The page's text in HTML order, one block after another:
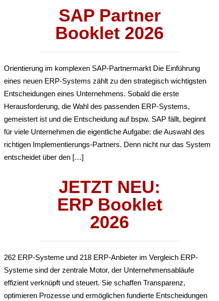
SAP Partner
Booklet 2026
Orientierung im komplexen SAP‑Partnermarkt Die Einführung
eines neuen ERP‑Systems zählt zu den strategisch wichtigsten
Entscheidungen eines Unternehmens. Sobald die erste
Herausforderung, die Wahl des passenden ERP-Systems,
gemeistert ist und die Entscheidung auf bspw. SAP fällt, beginnt
für viele Unternehmen die eigentliche Aufgabe: die Auswahl des
richtigen Implementierungs-Partners. Denn nicht nur das System
entscheidet über den […]
JETZT NEU:
ERP Booklet
2026
262 ERP-Systeme und 218 ERP-Anbieter im Vergleich ERP-
Systeme sind der zentrale Motor, der Unternehmensabläufe
effizient verknüpft und steuert. Sie schaffen Transparenz,
optimieren Prozesse und ermöglichen fundierte Entscheidungen